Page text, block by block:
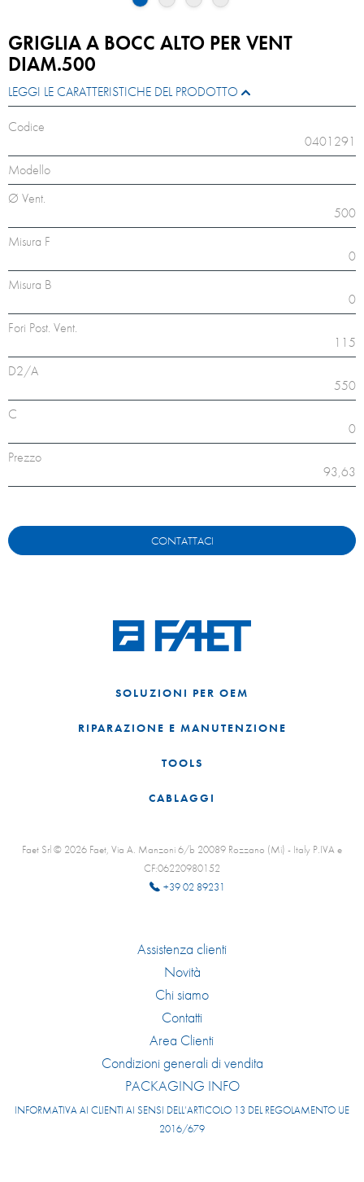
GRIGLIA A BOCC ALTO PER VENT
DIAM.500
LEGGI LE CARATTERISTICHE DEL PRODOTTO
Codice
0401291
Modello
Ø Vent.
500
Misura F
0
Misura B
0
Fori Post. Vent.
115
D2/A
550
C
0
Prezzo
93,63
CONTATTACI
SOLUZIONI PER OEM
RIPARAZIONE E MANUTENZIONE
TOOLS
CABLAGGI
Faet Srl © 2026 Faet, Via A. Manzoni 6/b 20089 Rozzano (Mi) - Italy P.IVA e
CF:06220980152
+39 02 89231
Assistenza clienti
Novità
Chi siamo
Contatti
Area Clienti
Condizioni generali di vendita
PACKAGING INFO
INFORMATIVA AI CLIENTI AI SENSI DELL’ARTICOLO 13 DEL REGOLAMENTO UE
2016/679